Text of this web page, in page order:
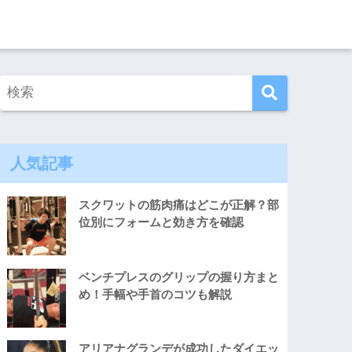
人気記事
スクワットの筋肉痛はどこが正解？部
位別にフォームと効き方を確認
ベンチプレスのグリップの握り方まと
め！手幅や手首のコツも解説
アリアナグランデが成功したダイエッ